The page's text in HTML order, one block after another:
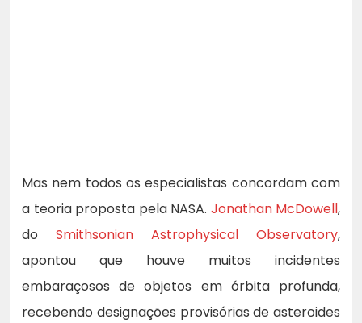
Mas nem todos os especialistas concordam com
a teoria proposta pela NASA. Jonathan McDowell,
do Smithsonian Astrophysical Observatory,
apontou que houve muitos incidentes
embaraçosos de objetos em órbita profunda,
recebendo designações provisórias de asteroides